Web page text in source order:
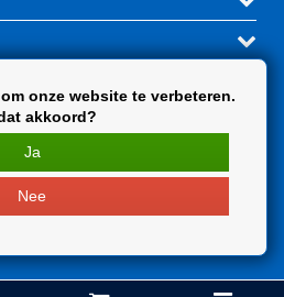
onze website te verbeteren.
akkoord?
Ja
Nee